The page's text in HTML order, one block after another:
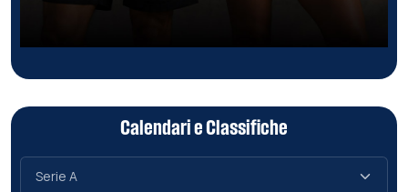
Calendari e Classifiche